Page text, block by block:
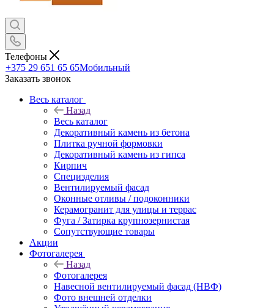
Телефоны
+375 29 651 65 65Мобильный
Заказать звонок
Весь каталог
Назад
Весь каталог
Декоративный камень из бетона
Плитка ручной формовки
Декоративный камень из гипса
Кирпич
Специзделия
Вентилируемый фасад
Оконные отливы / подоконники
Керамогранит для улицы и террас
Фуга / Затирка крупнозернистая
Сопутствующие товары
Акции
Фотогалерея
Назад
Фотогалерея
Навесной вентилируемый фасад (НВФ)
Фото внешней отделки